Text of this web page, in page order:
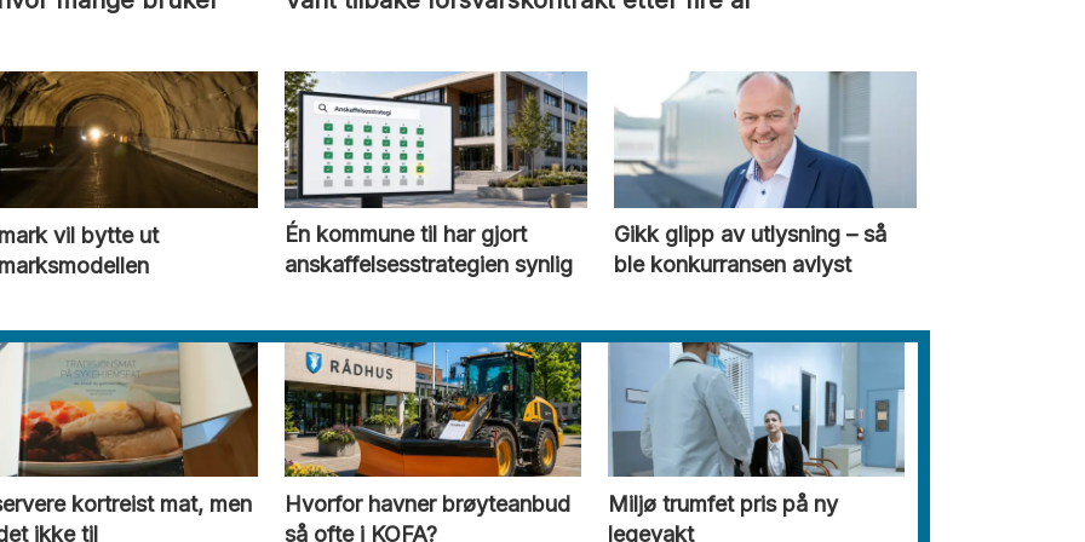
vil bytte ut
Én kommune til har gjort
anskaffelsesstrategien synlig
Gikk glipp av utlysning – så
ble konkurransen avlyst
kortreist mat, men
ikke til
Hvorfor havner brøyteanbud
så ofte i KOFA?
Miljø trumfet pris på ny
legevakt